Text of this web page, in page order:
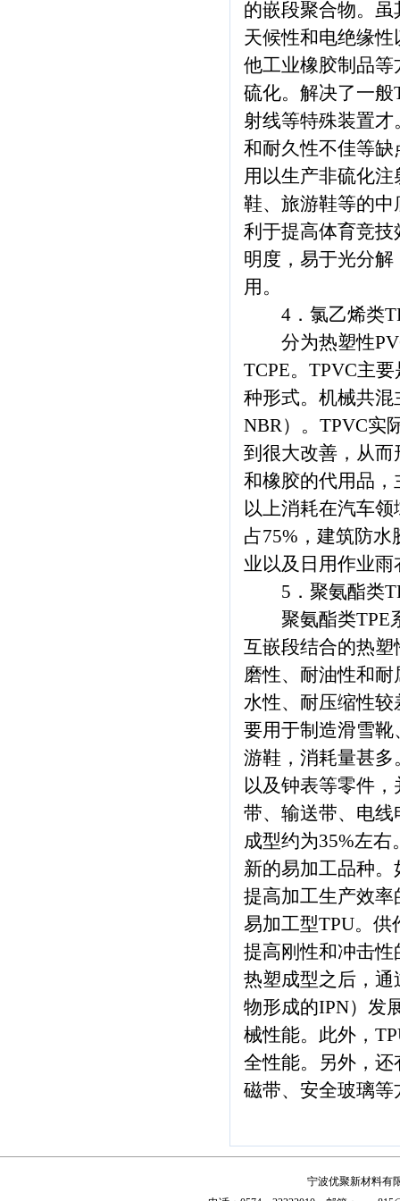
的嵌段聚合物。
天候性和电绝缘
他工业橡胶制品等
硫化。解决了一般
射线等特殊装置
和耐久性不佳等
用以生产非硫化
鞋、旅游鞋等的
利于提高体育竞
明度，易于光分
用。
4．氯乙烯类
分为热塑性PVC
TCPE。TPVC主
种形式。机械共混
NBR）。TPVC实
到很大改善，从而
和橡胶的代用品
以上消耗在汽车
占75%，建筑防
业以及日用作业雨
5．聚氨酯类
聚氨酯类TPE系
互嵌段结合的热塑
磨性、耐油性和
水性、耐压缩性
要用于制造滑雪
游鞋，消耗量甚
以及钟表等零件
带、输送带、电
成型约为35%左
新的易加工品种
提高加工生产效
易加工型TPU。
提高刚性和冲击性
热塑成型之后，
物形成的IPN）发
械性能。此外，
全性能。另外，还
磁带、安全玻璃等
宁波优聚新材料有